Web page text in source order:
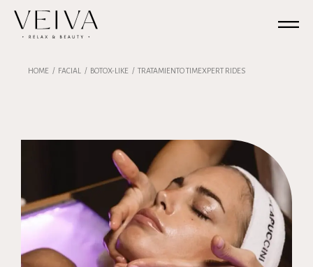
HOME FACIAL BOTOX-LIKE TRATAMIENTO TIMEXPERT RIDES